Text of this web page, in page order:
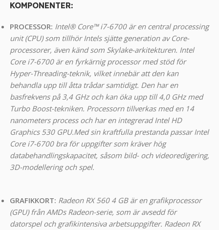
KOMPONENTER:
PROCESSOR: Intel® Core™ i7-6700 är en central processing
unit (CPU) som tillhör Intels sjätte generation av Core-
processorer, även känd som Skylake-arkitekturen. Intel
Core i7-6700 är en fyrkärnig processor med stöd för
Hyper-Threading-teknik, vilket innebär att den kan
behandla upp till åtta trådar samtidigt. Den har en
basfrekvens på 3,4 GHz och kan öka upp till 4,0 GHz med
Turbo Boost-tekniken. Processorn tillverkas med en 14
nanometers process och har en integrerad Intel HD
Graphics 530 GPU.Med sin kraftfulla prestanda passar Intel
Core i7-6700 bra för uppgifter som kräver hög
databehandlingskapacitet, såsom bild- och videoredigering,
3D-modellering och spel.
GRAFIKKORT: Radeon RX 560 4 GB är en grafikprocessor
(GPU) från AMDs Radeon-serie, som är avsedd för
datorspel och grafikintensiva arbetsuppgifter. Radeon RX